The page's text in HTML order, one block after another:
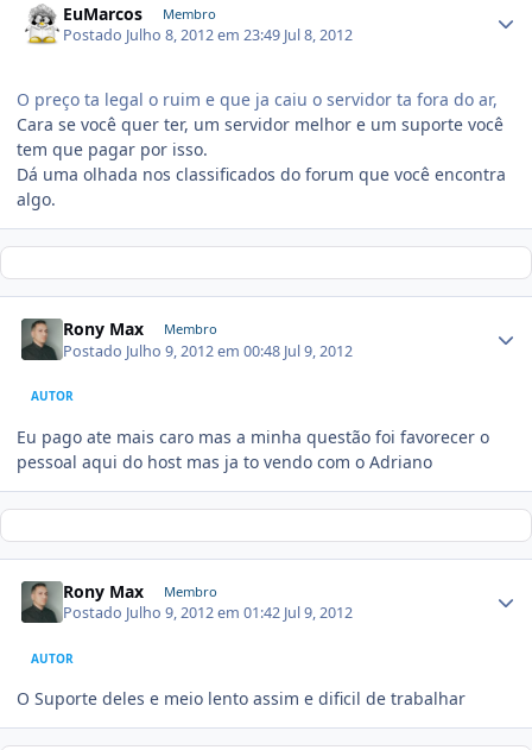
EuMarcos Membro
Postado Julho 8, 2012 em 23:49 Jul 8, 2012
O preço ta legal o ruim e que ja caiu o servidor ta fora do ar,
Cara se você quer ter, um servidor melhor e um suporte você
tem que pagar por isso.
Dá uma olhada nos classificados do forum que você encontra
algo.
Rony Max Membro
Postado Julho 9, 2012 em 00:48 Jul 9, 2012
AUTOR
Eu pago ate mais caro mas a minha questão foi favorecer o
pessoal aqui do host mas ja to vendo com o Adriano
Rony Max Membro
Postado Julho 9, 2012 em 01:42 Jul 9, 2012
AUTOR
O Suporte deles e meio lento assim e dificil de trabalhar